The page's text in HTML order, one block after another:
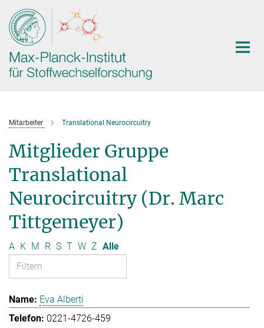
Hauptinhalt
Mitarbeiter Translational Neurocircuitry
Mitglieder Gruppe
Translational
Neurocircuitry (Dr. Marc
Tittgemeyer)
A K M R S T W Z Alle
Eva Alberti
0221-4726-459